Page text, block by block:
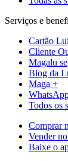
Serviços e
Cartão
Cliente
Magalu
Blog da
Maga +
Todos os
Comprar
Vender
Baixe o